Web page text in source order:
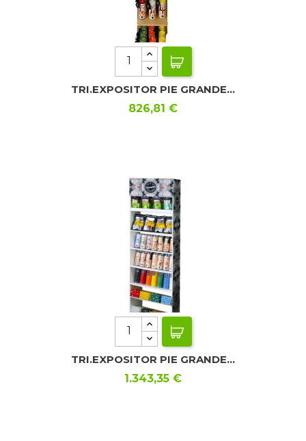
TRI.EXPOSITOR PIE GRANDE...
Precio
826,81 €
TRI.EXPOSITOR PIE GRANDE...
Precio
1.343,35 €